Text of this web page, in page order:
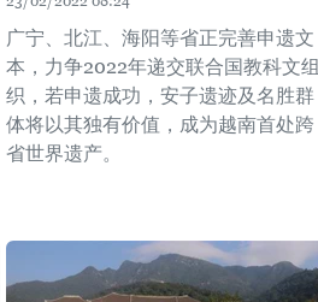
广宁、北江、海阳等省正完善申遗文
本，力争2022年递交联合国教科文组
织，若申遗成功，安子遗迹及名胜群
体将以其独有价值，成为越南首处跨
省世界遗产。